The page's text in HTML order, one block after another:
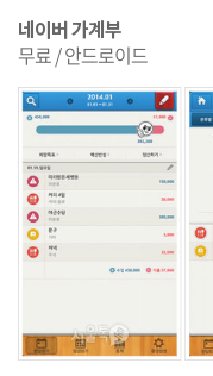
네이버 가계부
무료 / 안드로이드